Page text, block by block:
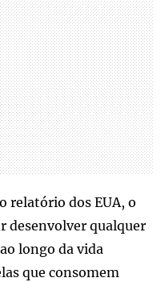
relatório dos EUA, o
desenvolver qualquer
longo da vida
que consomem